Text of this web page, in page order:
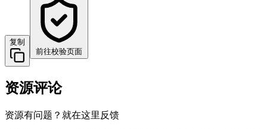
复制
前往校验页面
资源评论
资源有问题？就在这里反馈